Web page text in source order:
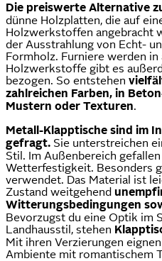
Die preiswerte Alternative
dünne Holzplatten, die auf
Holzwerkstoffen angebracht
der Ausstrahlung von Echt-
Formholz. Furniere werden
Holzwerkstoffe gibt es
bezogen. So entstehen
zahlreichen Farben, in
Mustern oder Texturen.
Metall-Klapptische sind im
gefragt. Sie unterstreichen
Stil. Im Außenbereich
Wetterfestigkeit. Besonders
verwendet. Das Material ist
Zustand weitgehend
Witterungsbedingungen
Bevorzugst du eine Optik im
Landhausstil, stehen
Mit ihren Verzierungen
Ambiente mit romantischem